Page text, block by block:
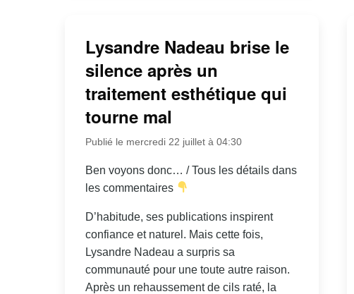
Lysandre Nadeau brise le
silence après un
traitement esthétique qui
tourne mal
Publié le mercredi 22 juillet à 04:30
Ben voyons donc… / Tous les détails dans
les commentaires
D’habitude, ses publications inspirent
confiance et naturel. Mais cette fois,
Lysandre Nadeau a surpris sa
communauté pour une toute autre raison.
Après un rehaussement de cils raté, la